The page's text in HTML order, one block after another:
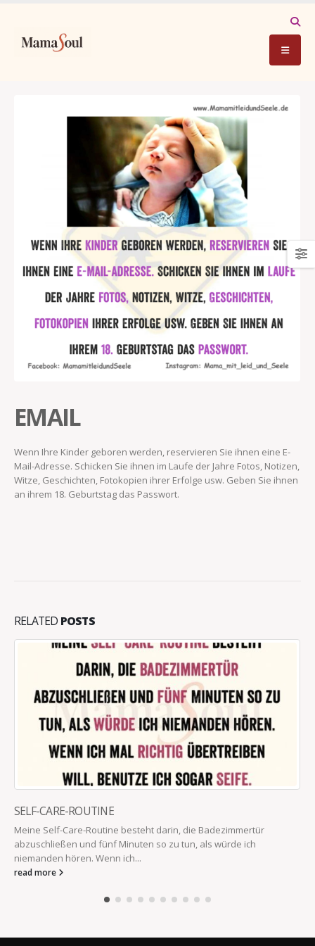
EMAIL
Wenn Ihre Kinder geboren werden, reservieren Sie ihnen eine E-
Mail-Adresse. Schicken Sie ihnen im Laufe der Jahre Fotos, Notizen,
Witze, Geschichten, Fotokopien ihrer Erfolge usw. Geben Sie ihnen
an ihrem 18. Geburtstag das Passwort.
RELATED POSTS
SELF-CARE-ROUTINE
Meine Self-Care-Routine besteht darin, die Badezimmertür
abzuschließen und fünf Minuten so zu tun, als würde ich
niemanden hören. Wenn ich...
read more